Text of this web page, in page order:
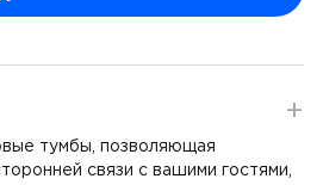
тумбы, позволяющая
связи с вашими гостями,